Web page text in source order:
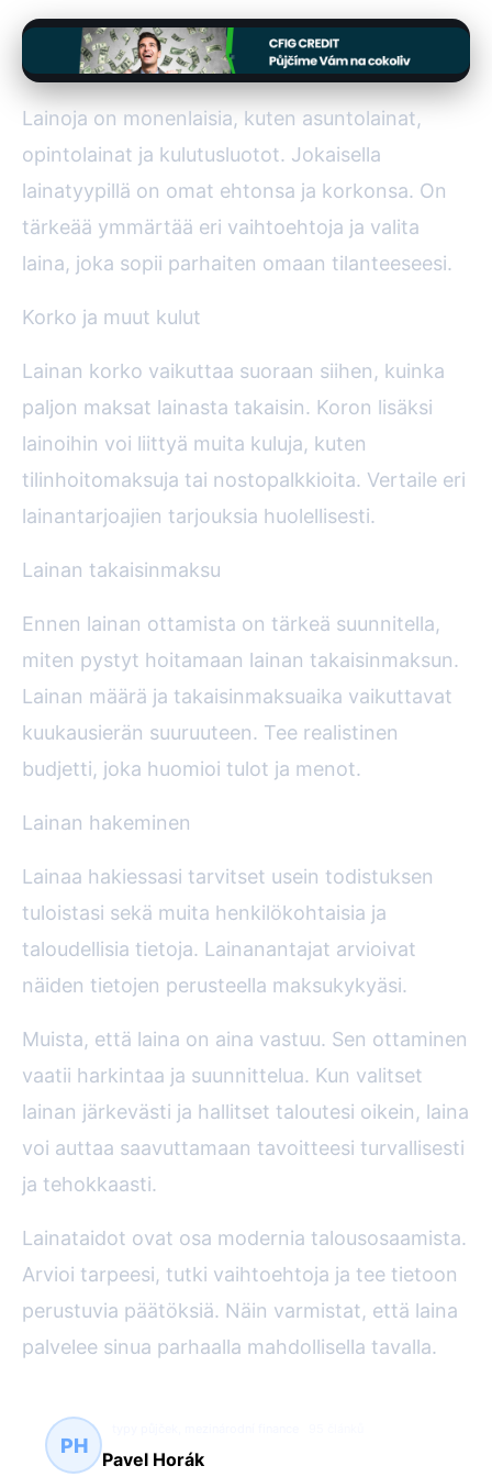
Lainoja on monenlaisia, kuten asuntolainat,
opintolainat ja kulutusluotot. Jokaisella
lainatyypillä on omat ehtonsa ja korkonsa. On
tärkeää ymmärtää eri vaihtoehtoja ja valita
laina, joka sopii parhaiten omaan tilanteeseesi.
Korko ja muut kulut
Lainan korko vaikuttaa suoraan siihen, kuinka
paljon maksat lainasta takaisin. Koron lisäksi
lainoihin voi liittyä muita kuluja, kuten
tilinhoitomaksuja tai nostopalkkioita. Vertaile eri
lainantarjoajien tarjouksia huolellisesti.
Lainan takaisinmaksu
Ennen lainan ottamista on tärkeä suunnitella,
miten pystyt hoitamaan lainan takaisinmaksun.
Lainan määrä ja takaisinmaksuaika vaikuttavat
kuukausierän suuruuteen. Tee realistinen
budjetti, joka huomioi tulot ja menot.
Lainan hakeminen
Lainaa hakiessasi tarvitset usein todistuksen
tuloistasi sekä muita henkilökohtaisia ja
taloudellisia tietoja. Lainanantajat arvioivat
näiden tietojen perusteella maksukykyäsi.
Muista, että laina on aina vastuu. Sen ottaminen
vaatii harkintaa ja suunnittelua. Kun valitset
lainan järkevästi ja hallitset taloutesi oikein, laina
voi auttaa saavuttamaan tavoitteesi turvallisesti
ja tehokkaasti.
Lainataidot ovat osa modernia talousosaamista.
Arvioi tarpeesi, tutki vaihtoehtoja ja tee tietoon
perustuvia päätöksiä. Näin varmistat, että laina
palvelee sinua parhaalla mahdollisella tavalla.
PH
Pavel Horák